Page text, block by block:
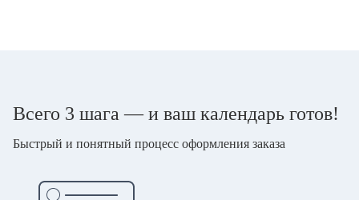
Всего 3 шага — и ваш календарь готов!
Быстрый и понятный процесс оформления заказа